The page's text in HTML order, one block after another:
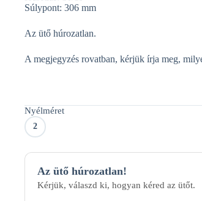
Súlypont: 306 mm
Az ütő húrozatlan.
A megjegyzés rovatban, kérjük írja meg,
Nyélméret
2
Az ütő húrozatlan!
Kérjük, válaszd ki, hogyan kéred az ütőt.